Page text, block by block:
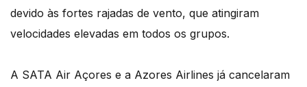
devido às fortes rajadas de vento, que atingiram
velocidades elevadas em todos os grupos.
A SATA Air Açores e a Azores Airlines já cancelaram